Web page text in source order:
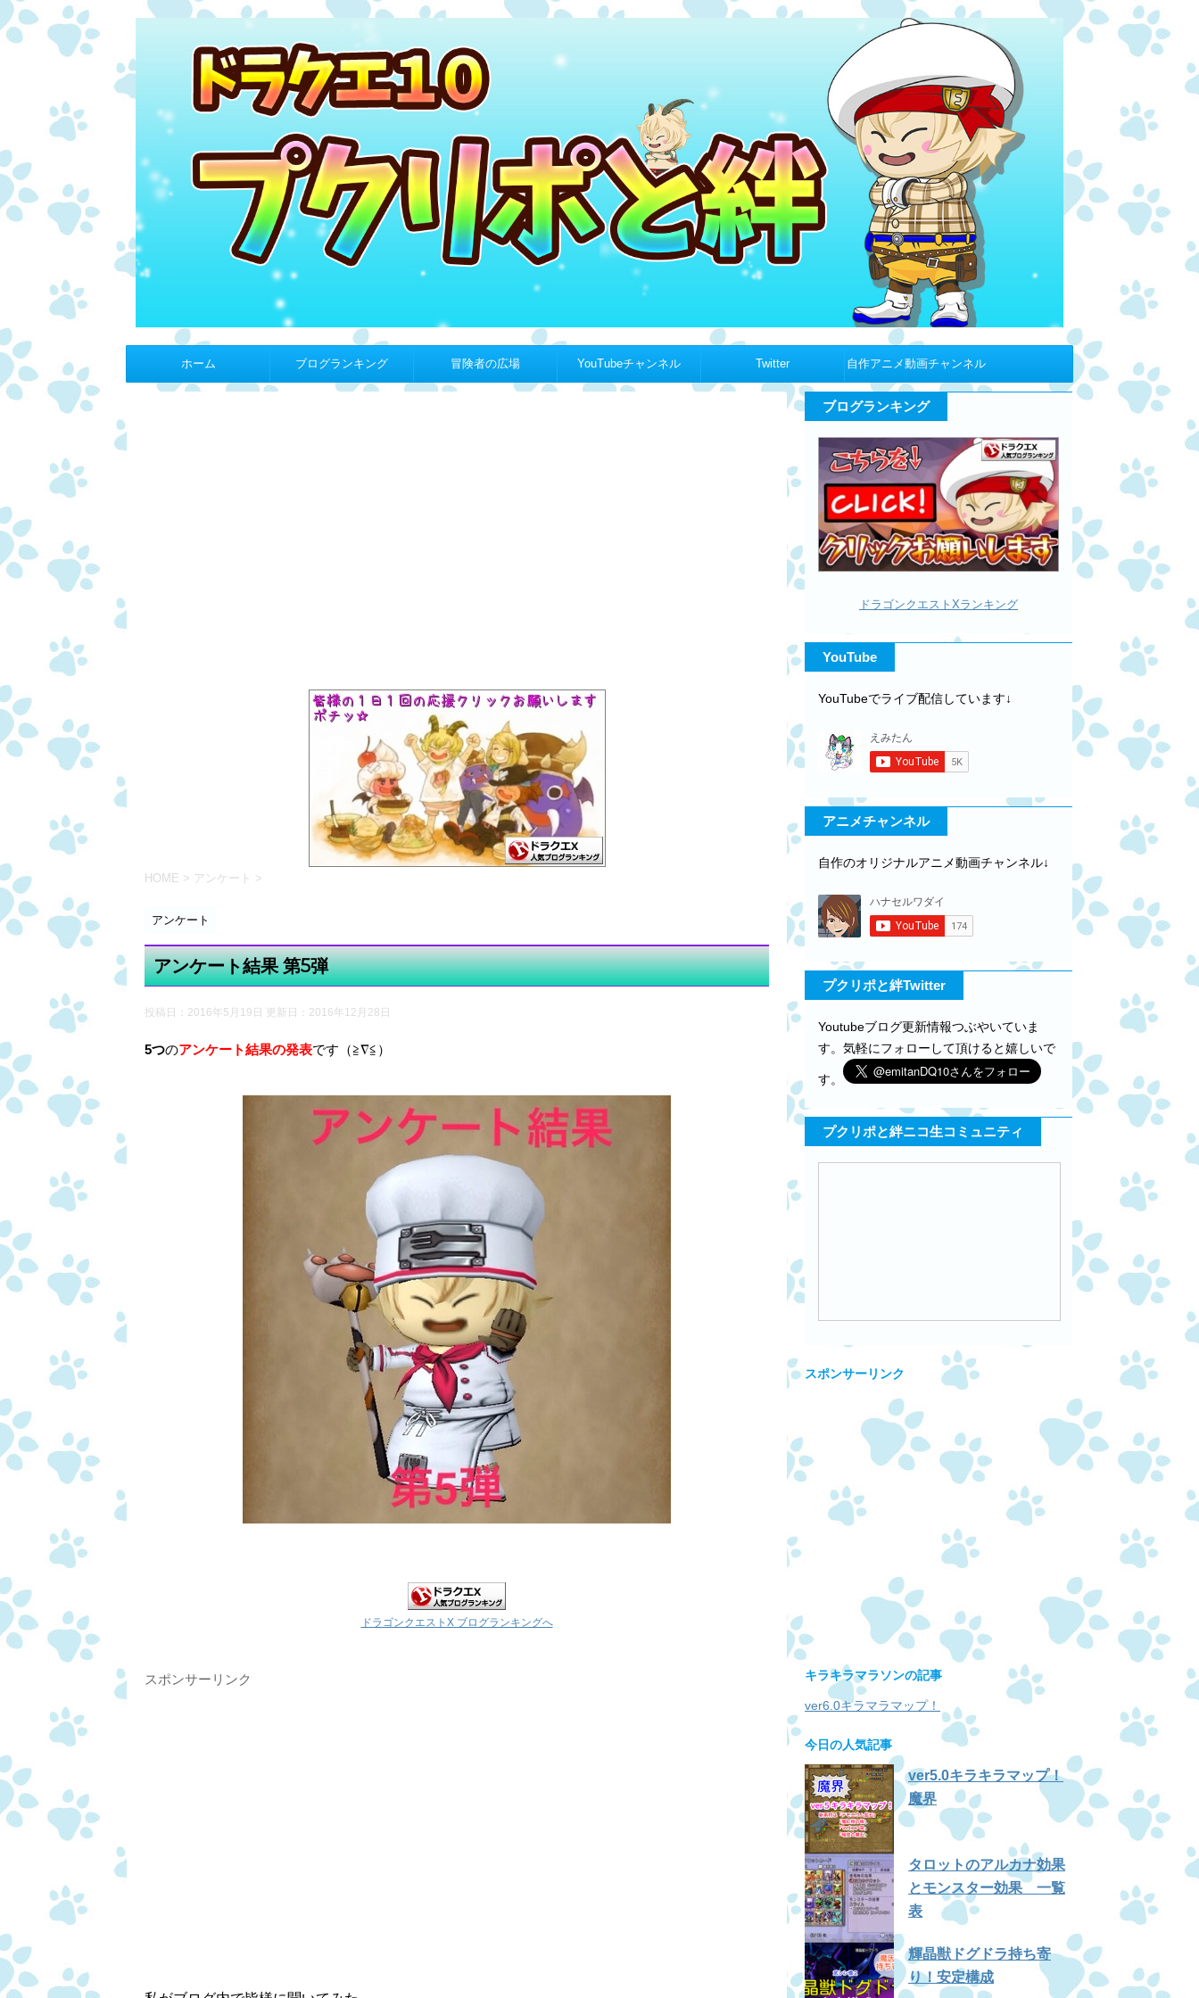
ホーム ブログランキング 冒険者の広場 YouTubeチャンネル Twitter 自作アニメ動画チャンネル
HOME > アンケート >
アンケート
アンケート結果 第5弾
投稿日：2016年5月19日 更新日： 2016年12月28日
5つのアンケート結果の発表です（≧∇≦）
ドラゴンクエストX ブログランキングへ
スポンサーリンク
ブログランキング
ドラゴンクエストXランキング
YouTube
YouTubeでライブ配信しています↓
アニメチャンネル
自作のオリジナルアニメ動画チャンネル↓
プクリポと絆Twitter
Youtubeブログ更新情報つぶやいていま
す。気軽にフォローして頂けると嬉しいで
す。
プクリポと絆ニコ生コミュニティ
スポンサーリンク
キラキラマラソンの記事
ver6.0キラマラマップ！
今日の人気記事
ver5.0キラキラマップ！
魔界
タロットのアルカナ効果
とモンスター効果 一覧
表
輝晶獣ドグドラ持ち寄
り！安定構成